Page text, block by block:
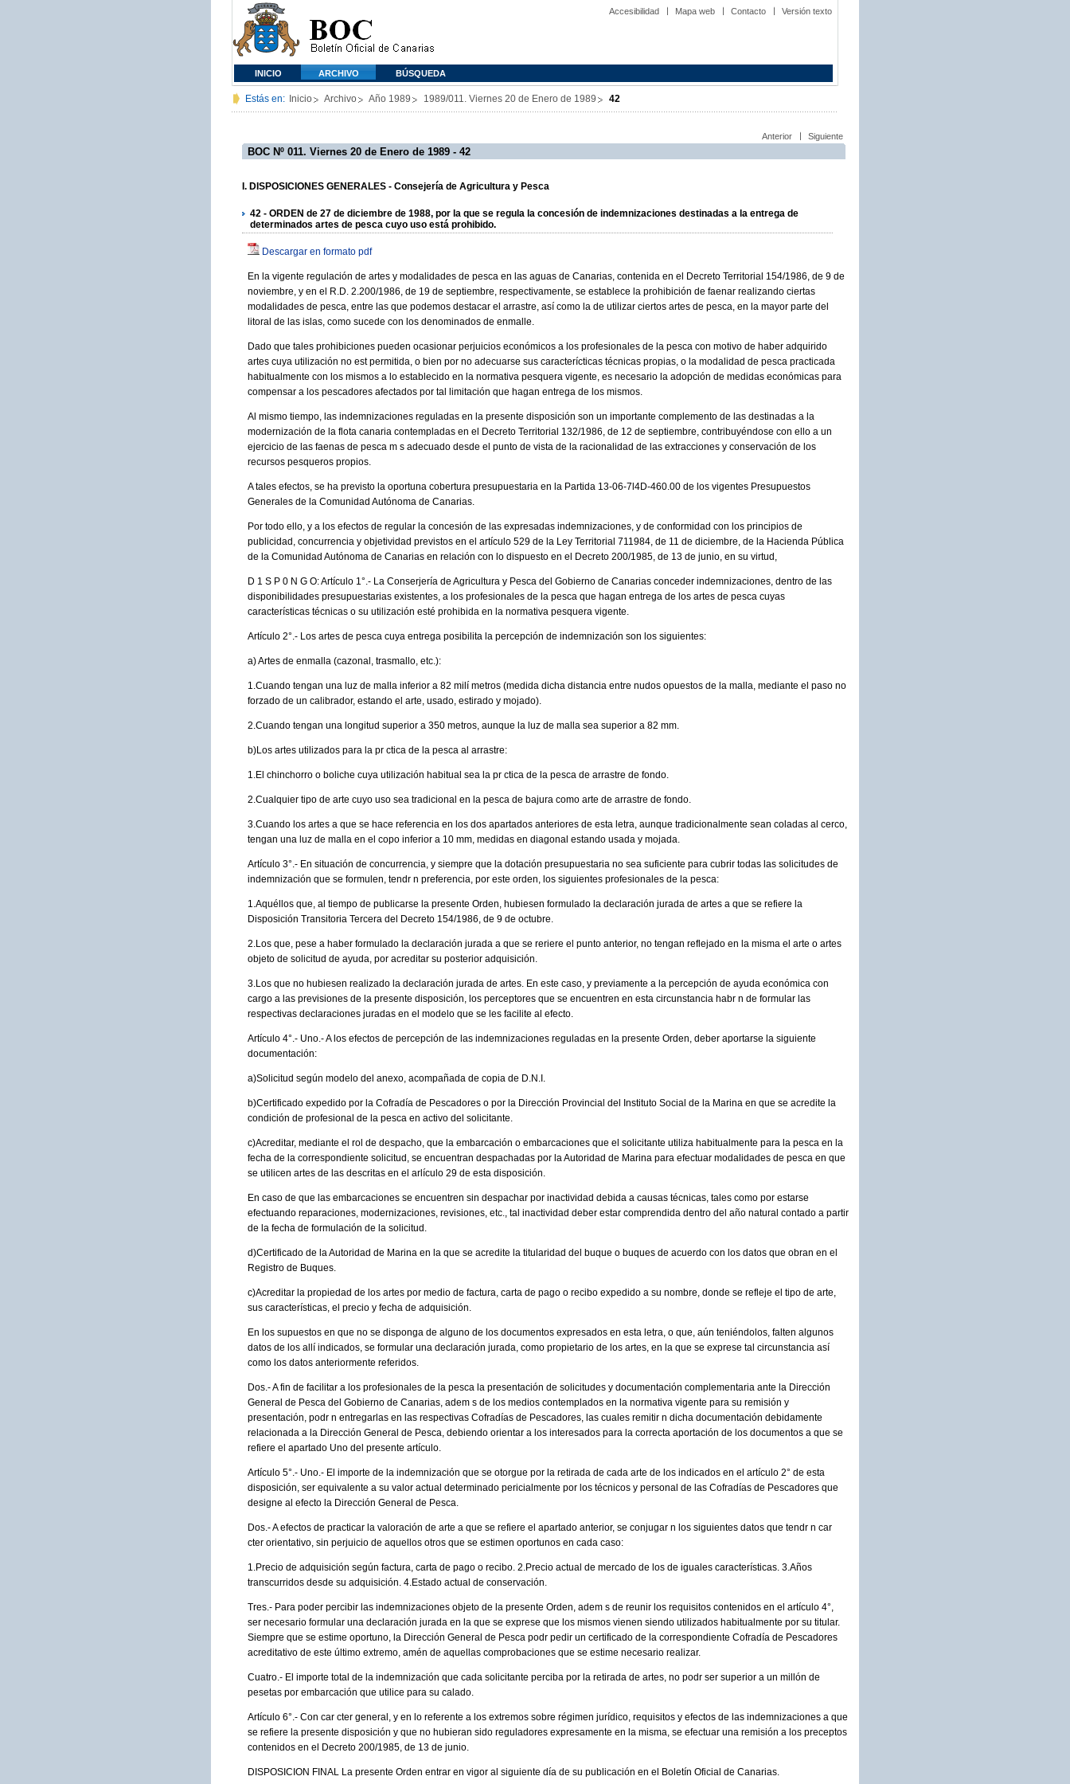
Accesibilidad Mapa web Contacto Versión texto
INICIO ARCHIVO BÚSQUEDA
Estás en: Inicio Archivo Año 1989 1989/011. Viernes 20 de Enero de 1989 42
Anterior Siguiente
BOC Nº 011. Viernes 20 de Enero de 1989 - 42
I. DISPOSICIONES GENERALES - Consejería de Agricultura y Pesca
42 - ORDEN de 27 de diciembre de 1988, por la que se regula la concesión de indemnizaciones destinadas a la entrega de
determinados artes de pesca cuyo uso está prohibido.
Descargar en formato pdf
En la vigente regulación de artes y modalidades de pesca en las aguas de Canarias, contenida en el Decreto Territorial 154/1986, de 9 de
noviembre, y en el R.D. 2.200/1986, de 19 de septiembre, respectivamente, se establece la prohibición de faenar realizando ciertas
modalidades de pesca, entre las que podemos destacar el arrastre, así como la de utilizar ciertos artes de pesca, en la mayor parte del
litoral de las islas, como sucede con los denominados de enmalle.
Dado que tales prohibiciones pueden ocasionar perjuicios económicos a los profesionales de la pesca con motivo de haber adquirido
artes cuya utilización no est permitida, o bien por no adecuarse sus caracterícticas técnicas propias, o la modalidad de pesca practicada
habitualmente con los mismos a lo establecido en la normativa pesquera vigente, es necesario la adopción de medidas económicas para
compensar a los pescadores afectados por tal limitación que hagan entrega de los mismos.
Al mismo tiempo, las indemnizaciones reguladas en la presente disposición son un importante complemento de las destinadas a la
modernización de la flota canaria contempladas en el Decreto Territorial 132/1986, de 12 de septiembre, contribuyéndose con ello a un
ejercicio de las faenas de pesca m s adecuado desde el punto de vista de la racionalidad de las extracciones y conservación de los
recursos pesqueros propios.
A tales efectos, se ha previsto la oportuna cobertura presupuestaria en la Partida 13-06-7l4D-460.00 de los vigentes Presupuestos
Generales de la Comunidad Autónoma de Canarias.
Por todo ello, y a los efectos de regular la concesión de las expresadas indemnizaciones, y de conformidad con los principios de
publicidad, concurrencia y objetividad previstos en el artículo 529 de la Ley Territorial 711984, de 11 de diciembre, de la Hacienda Pública
de la Comunidad Autónoma de Canarias en relación con lo dispuesto en el Decreto 200/1985, de 13 de junio, en su virtud,
D 1 S P 0 N G O: Artículo 1°.- La Conserjería de Agricultura y Pesca del Gobierno de Canarias conceder indemnizaciones, dentro de las
disponibilidades presupuestarias existentes, a los profesionales de la pesca que hagan entrega de los artes de pesca cuyas
características técnicas o su utilización esté prohibida en la normativa pesquera vigente.
Artículo 2°.- Los artes de pesca cuya entrega posibilita la percepción de indemnización son los siguientes:
a) Artes de enmalla (cazonal, trasmallo, etc.):
1.Cuando tengan una luz de malla inferior a 82 milí metros (medida dicha distancia entre nudos opuestos de la malla, mediante el paso no
forzado de un calibrador, estando el arte, usado, estirado y mojado).
2.Cuando tengan una longitud superior a 350 metros, aunque la luz de malla sea superior a 82 mm.
b)Los artes utilizados para la pr ctica de la pesca al arrastre:
1.El chinchorro o boliche cuya utilización habitual sea la pr ctica de la pesca de arrastre de fondo.
2.Cualquier tipo de arte cuyo uso sea tradicional en la pesca de bajura como arte de arrastre de fondo.
3.Cuando los artes a que se hace referencia en los dos apartados anteriores de esta letra, aunque tradicionalmente sean coladas al cerco,
tengan una luz de malla en el copo inferior a 10 mm, medidas en diagonal estando usada y mojada.
Artículo 3°.- En situación de concurrencia, y siempre que la dotación presupuestaria no sea suficiente para cubrir todas las solicitudes de
indemnización que se formulen, tendr n preferencia, por este orden, los siguientes profesionales de la pesca:
1.Aquéllos que, al tiempo de publicarse la presente Orden, hubiesen formulado la declaración jurada de artes a que se refiere la
Disposición Transitoria Tercera del Decreto 154/1986, de 9 de octubre.
2.Los que, pese a haber formulado la declaración jurada a que se reriere el punto anterior, no tengan reflejado en la misma el arte o artes
objeto de solicitud de ayuda, por acreditar su posterior adquisición.
3.Los que no hubiesen realizado la declaración jurada de artes. En este caso, y previamente a la percepción de ayuda económica con
cargo a las previsiones de la presente disposición, los perceptores que se encuentren en esta circunstancia habr n de formular las
respectivas declaraciones juradas en el modelo que se les facilite al efecto.
Artículo 4°.- Uno.- A los efectos de percepción de las indemnizaciones reguladas en la presente Orden, deber aportarse la siguiente
documentación:
a)Solicitud según modelo del anexo, acompañada de copia de D.N.I.
b)Certificado expedido por la Cofradía de Pescadores o por la Dirección Provincial del Instituto Social de la Marina en que se acredite la
condición de profesional de la pesca en activo del solicitante.
c)Acreditar, mediante el rol de despacho, que la embarcación o embarcaciones que el solicitante utiliza habitualmente para la pesca en la
fecha de la correspondiente solicitud, se encuentran despachadas por la Autoridad de Marina para efectuar modalidades de pesca en que
se utilicen artes de las descritas en el arlículo 29 de esta disposición.
En caso de que las embarcaciones se encuentren sin despachar por inactividad debida a causas técnicas, tales como por estarse
efectuando reparaciones, modernizaciones, revisiones, etc., tal inactividad deber estar comprendida dentro del año natural contado a partir
de la fecha de formulación de la solicitud.
d)Certificado de la Autoridad de Marina en la que se acredite la titularidad del buque o buques de acuerdo con los datos que obran en el
Registro de Buques.
c)Acreditar la propiedad de los artes por medio de factura, carta de pago o recibo expedido a su nombre, donde se refleje el tipo de arte,
sus características, el precio y fecha de adquisición.
En los supuestos en que no se disponga de alguno de los documentos expresados en esta letra, o que, aún teniéndolos, falten algunos
datos de los allí indicados, se formular una declaración jurada, como propietario de los artes, en la que se exprese tal circunstancia así
como los datos anteriormente referidos.
Dos.- A fin de facilitar a los profesionales de la pesca la presentación de solicitudes y documentación complementaria ante la Dirección
General de Pesca del Gobierno de Canarias, adem s de los medios contemplados en la normativa vigente para su remisión y
presentación, podr n entregarlas en las respectivas Cofradías de Pescadores, las cuales remitir n dicha documentación debidamente
relacionada a la Dirección General de Pesca, debiendo orientar a los interesados para la correcta aportación de los documentos a que se
refiere el apartado Uno del presente artículo.
Artículo 5°.- Uno.- El importe de la indemnización que se otorgue por la retirada de cada arte de los indicados en el artículo 2° de esta
disposición, ser equivalente a su valor actual determinado pericialmente por los técnicos y personal de las Cofradías de Pescadores que
designe al efecto la Dirección General de Pesca.
Dos.- A efectos de practicar la valoración de arte a que se refiere el apartado anterior, se conjugar n los siguientes datos que tendr n car
cter orientativo, sin perjuicio de aquellos otros que se estimen oportunos en cada caso:
1.Precio de adquisición según factura, carta de pago o recibo. 2.Precio actual de mercado de los de iguales características. 3.Años
transcurridos desde su adquisición. 4.Estado actual de conservación.
Tres.- Para poder percibir las indemnizaciones objeto de la presente Orden, adem s de reunir los requisitos contenidos en el artículo 4°,
ser necesario formular una declaración jurada en la que se exprese que los mismos vienen siendo utilizados habitualmente por su titular.
Siempre que se estime oportuno, la Dirección General de Pesca podr pedir un certificado de la correspondiente Cofradía de Pescadores
acreditativo de este último extremo, amén de aquellas comprobaciones que se estime necesario realizar.
Cuatro.- El importe total de la indemnización que cada solicitante perciba por la retirada de artes, no podr ser superior a un millón de
pesetas por embarcación que utilice para su calado.
Artículo 6°.- Con car cter general, y en lo referente a los extremos sobre régimen jurídico, requisitos y efectos de las indemnizaciones a que
se refiere la presente disposición y que no hubieran sido reguladores expresamente en la misma, se efectuar una remisión a los preceptos
contenidos en el Decreto 200/1985, de 13 de junio.
DISPOSICION FINAL La presente Orden entrar en vigor al siguiente día de su publicación en el Boletín Oficial de Canarias.